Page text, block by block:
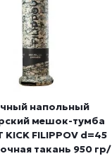
напольный
мешок-тумба
KICK FILIPPOV d=45
такань 950 гр/